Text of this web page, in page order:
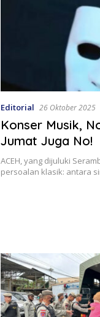
Editorial 26 Oktober 2025
Konser Musik,
Jumat Juga No!
ACEH, yang dijuluki
persoalan klasik: antara